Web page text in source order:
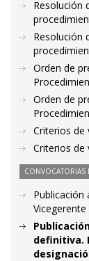
Resolución
Resolución
Orden de
Orden de
Criterios de
Criterios de
CONVOCATORIAS
Publicación
definitiva.